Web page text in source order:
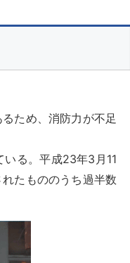
ため、消防力が不足
る。平成23年3月11
たもののうち過半数